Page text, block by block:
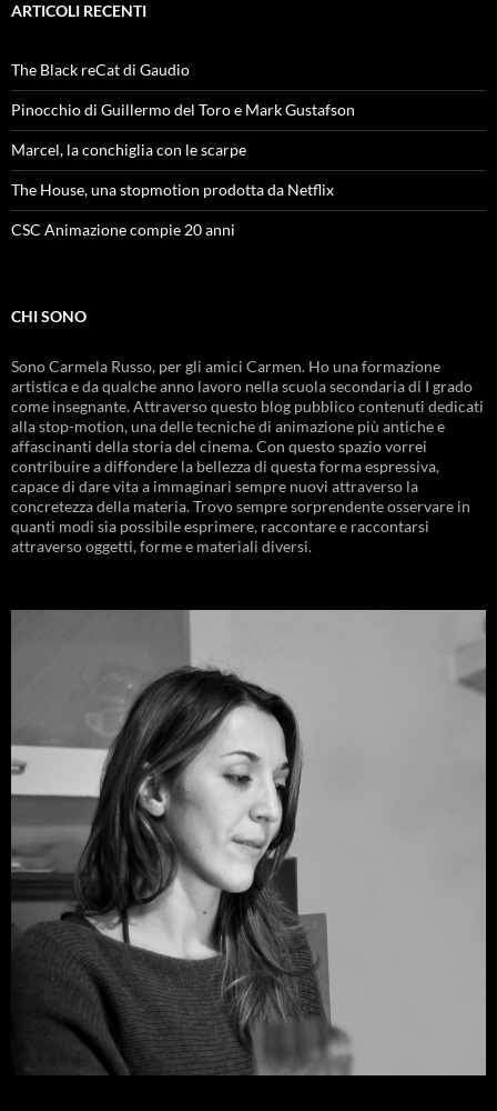
ARTICOLI RECENTI
The Black reCat di Gaudio
Pinocchio di Guillermo del Toro e Mark Gustafson
Marcel, la conchiglia con le scarpe
The House, una stopmotion prodotta da Netflix
CSC Animazione compie 20 anni
CHI SONO
Sono Carmela Russo, per gli amici Carmen. Ho una formazione
artistica e da qualche anno lavoro nella scuola secondaria di I grado
come insegnante. Attraverso questo blog pubblico contenuti dedicati
alla stop-motion, una delle tecniche di animazione più antiche e
affascinanti della storia del cinema. Con questo spazio vorrei
contribuire a diffondere la bellezza di questa forma espressiva,
capace di dare vita a immaginari sempre nuovi attraverso la
concretezza della materia. Trovo sempre sorprendente osservare in
quanti modi sia possibile esprimere, raccontare e raccontarsi
attraverso oggetti, forme e materiali diversi.